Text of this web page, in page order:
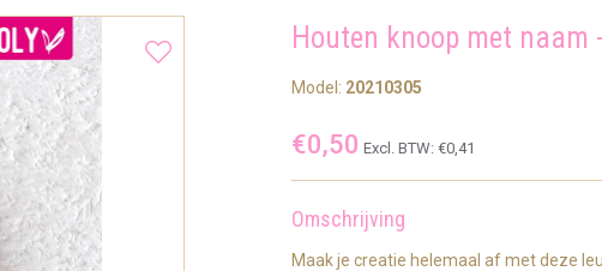
Houten knoop met naam
Model: 20210305
€0,50 Excl. BTW:€0,41
Omschrijving
Maak je creatie helemaal af met deze